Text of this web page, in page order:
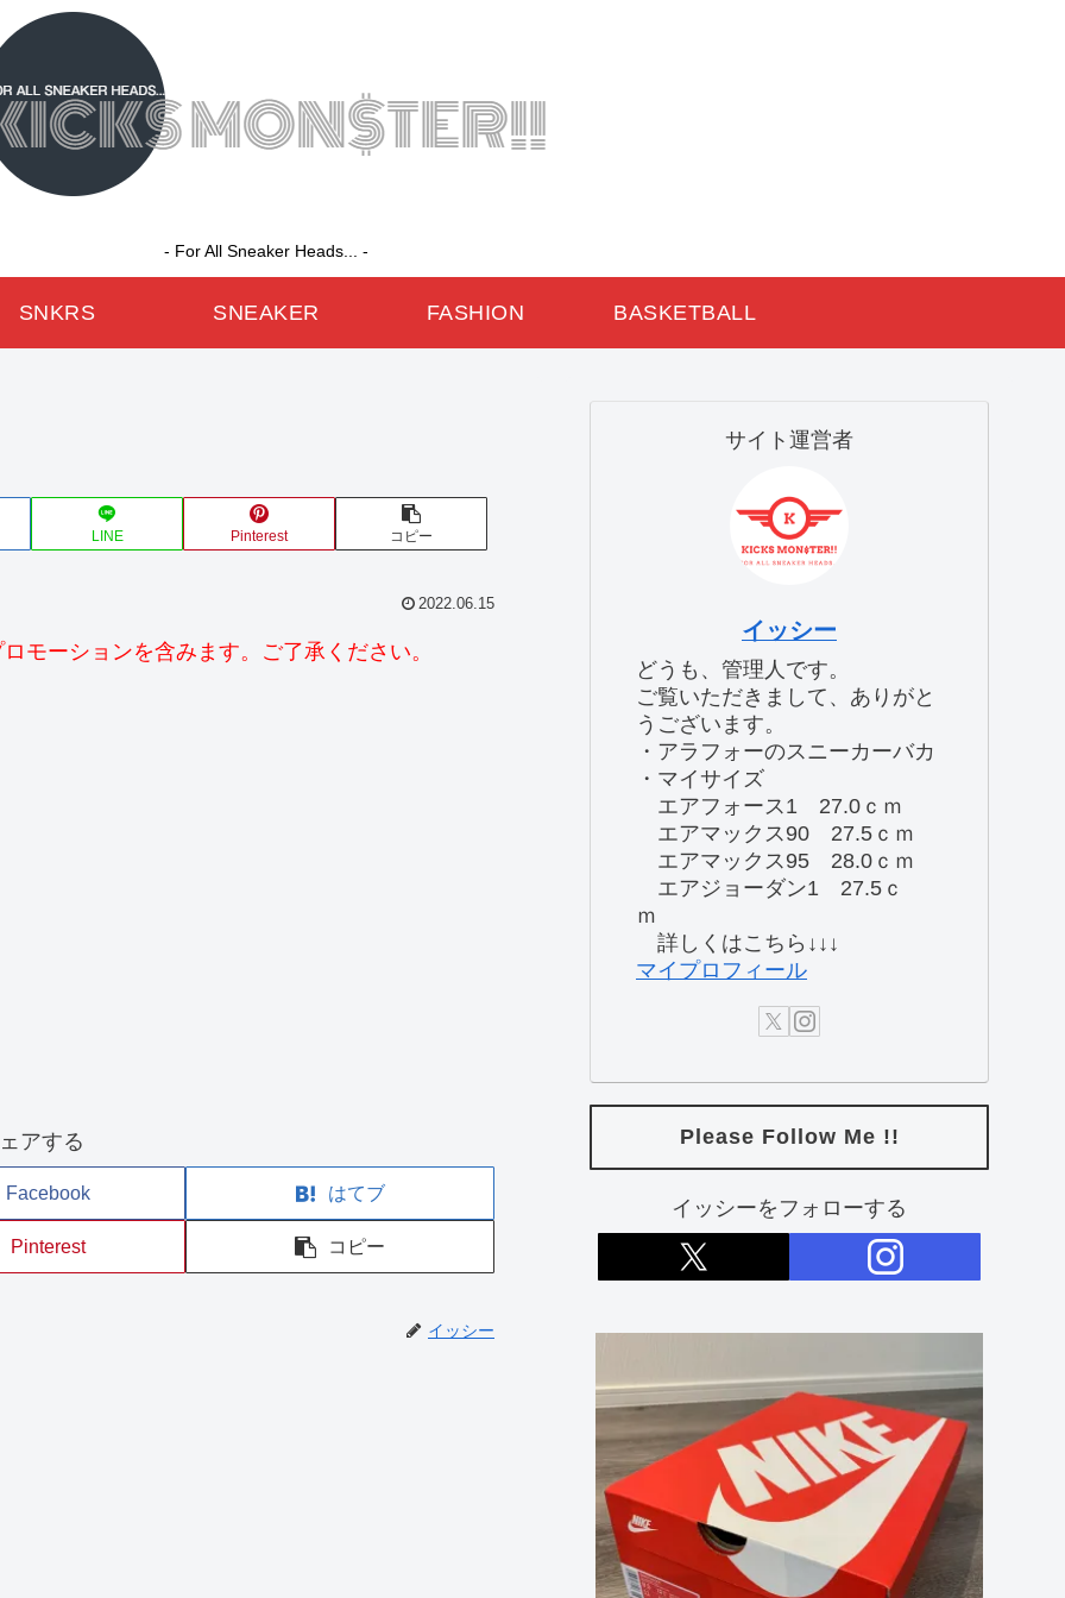
- For All Sneaker Heads... -
SNKRS SNEAKER FASHION BASKETBALL
LINE Pinterest コピー
2022.06.15
モーションを含みます。ご了承ください。
アする
Facebook はてブ
Pinterest コピー
イッシー
サイト運営者
イッシー
どうも、管理人です。
ご覧いただきまして、ありがと
うございます。
・アラフォーのスニーカーバカ
・マイサイズ
エアフォース1 27.0ｃｍ
エアマックス90 27.5ｃｍ
エアマックス95 28.0ｃｍ
エアジョーダン1 27.5ｃ
ｍ
詳しくはこちら↓↓↓
マイプロフィール
Please Follow Me !!
イッシーをフォローする